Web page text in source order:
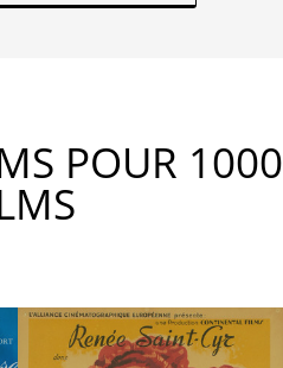
POUR 1000